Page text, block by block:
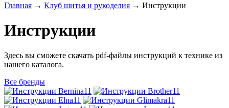
Главная → Клуб шитья и рукоделия → Инструкции
Инструкции
Здесь вы сможете скачать pdf-файлы инструкций к технике из
нашего каталога.
Все бренды